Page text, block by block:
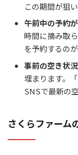
この期間が狙い
午前中の予約
時間に摘み取
を予約するの
事前の空き状
埋まります。
SNSで最新の
さくらファーム